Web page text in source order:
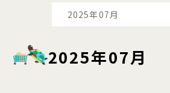
2025年07月
2025年07月